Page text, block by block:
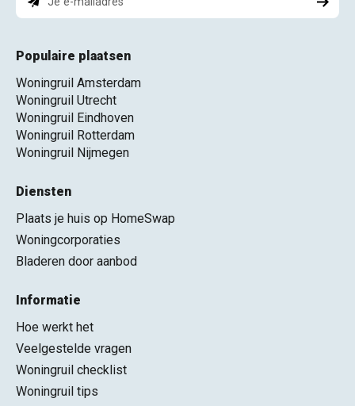
Populaire plaatsen
Woningruil Amsterdam
Woningruil Utrecht
Woningruil Eindhoven
Woningruil Rotterdam
Woningruil Nijmegen
Diensten
Plaats je huis op HomeSwap
Woningcorporaties
Bladeren door aanbod
Informatie
Hoe werkt het
Veelgestelde vragen
Woningruil checklist
Woningruil tips